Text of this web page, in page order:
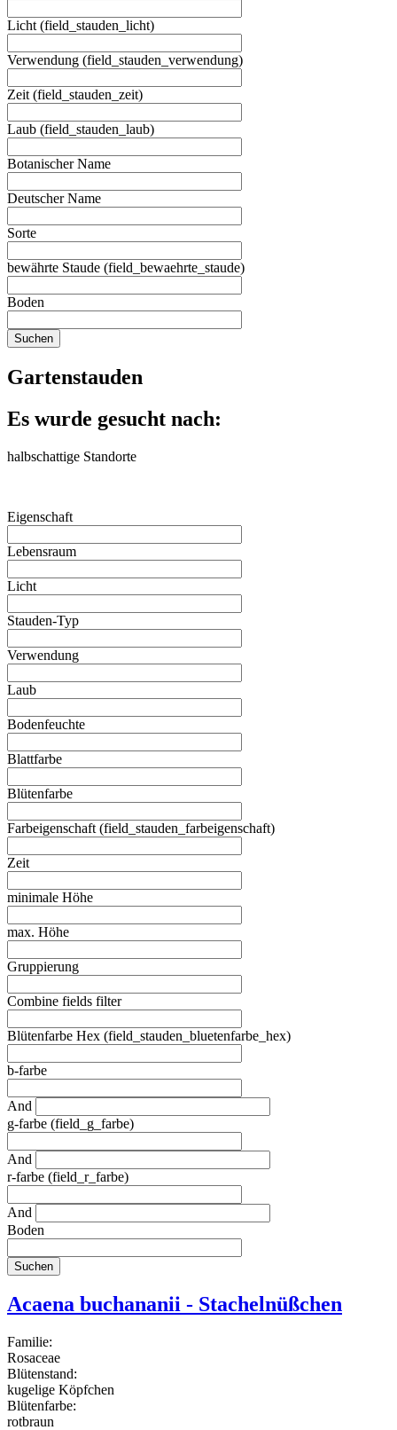
Licht (field_stauden_licht)
Verwendung (field_stauden_verwendung)
Zeit (field_stauden_zeit)
Laub (field_stauden_laub)
Botanischer Name
Deutscher Name
Sorte
bewährte Staude (field_bewaehrte_staude)
Boden
Gartenstauden
Es wurde gesucht nach:
halbschattige Standorte
Eigenschaft
Lebensraum
Licht
Stauden-Typ
Verwendung
Laub
Bodenfeuchte
Blattfarbe
Blütenfarbe
Farbeigenschaft (field_stauden_farbeigenschaft)
Zeit
minimale Höhe
max. Höhe
Gruppierung
Combine fields filter
Blütenfarbe Hex (field_stauden_bluetenfarbe_hex)
b-farbe
And
g-farbe (field_g_farbe)
And
r-farbe (field_r_farbe)
And
Boden
Acaena buchananii - Stachelnüßchen
Familie:
Rosaceae
Blütenstand:
kugelige Köpfchen
Blütenfarbe:
rotbraun